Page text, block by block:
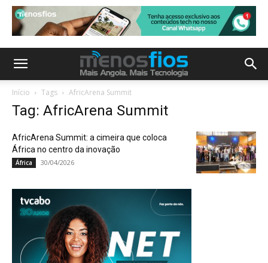
Início Tags AfricArena Summit
Tag: AfricArena Summit
AfricArena Summit: a cimeira que coloca
África no centro da inovação
África 30/04/2026